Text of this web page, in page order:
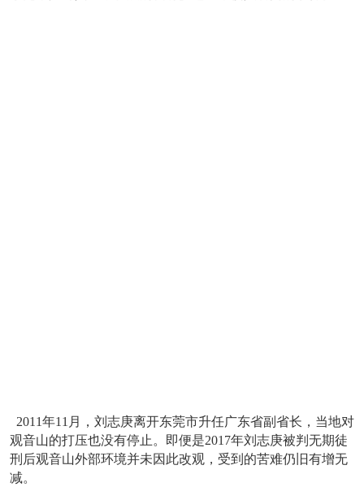
2011年11月，刘志庚离开东莞市升任广东省副省长，当地对
观音山的打压也没有停止。即便是2017年刘志庚被判无期徒
刑后观音山外部环境并未因此改观，受到的苦难仍旧有增无
减。